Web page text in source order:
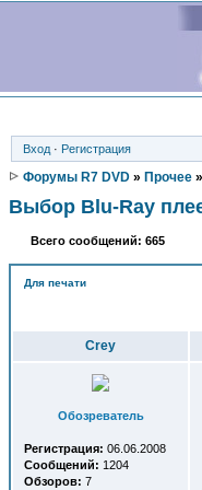
Вход · Регистрация
Форумы R7 DVD » Прочее »
Выбор Blu-Ray
Всего сообщений: 665
Для печати
Crey
Обозреватель
Регистрация: 06.06.2008
Сообщений: 1204
Обзоров: 7